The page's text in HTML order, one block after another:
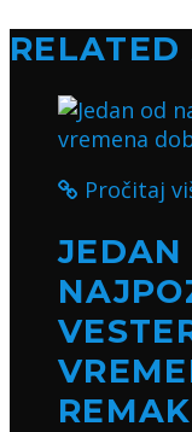
RELATED
Pročitaj
JEDAN